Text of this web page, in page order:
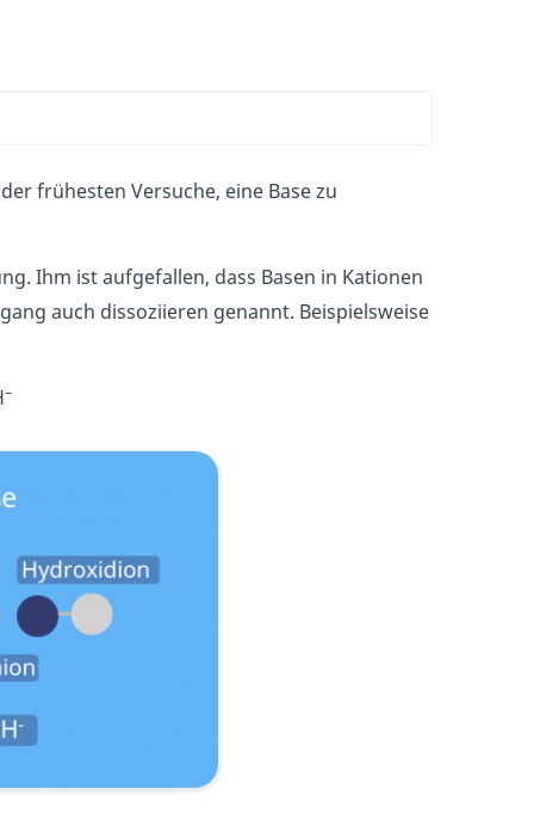
frühesten Versuche, eine Base zu
Ihm ist aufgefallen, dass Basen in Kationen
auch dissoziieren genannt. Beispielsweise
–